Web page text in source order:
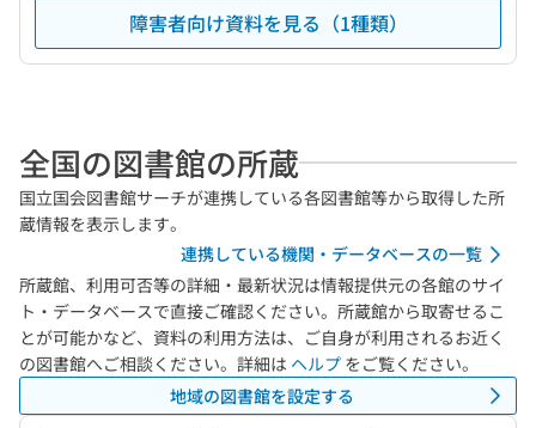
障害者向け資料を見る（1種類）
全国の図書館の所蔵
国立国会図書館サーチが連携している各図書館等から取得した所
蔵情報を表示します。
連携している機関・データベースの一覧
所蔵館、利用可否等の詳細・最新状況は情報提供元の各館のサイ
ト・データベースで直接ご確認ください。所蔵館から取寄せるこ
とが可能かなど、資料の利用方法は、ご自身が利用されるお近く
の図書館へご相談ください。詳細は ヘルプ をご覧ください。
地域の図書館を設定する